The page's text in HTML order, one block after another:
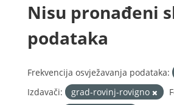
Nisu pronađeni
podataka
Frekvencija osvježavanja podataka:
Izdavači:
grad-rovinj-rovigno